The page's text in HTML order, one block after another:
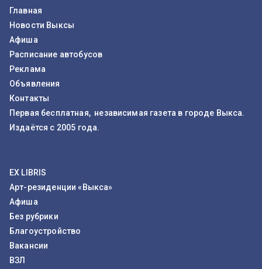
Главная
Новости Выксы
Афиша
Расписание автобусов
Реклама
Объявления
Контакты
Первая бесплатная, независимая газета в городе Выкса.
Издаётся с 2005 года.
EX LIBRIS
Арт-резиденции «Выкса»
Афиша
Без рубрики
Благоустройство
Вакансии
ВЗЛ